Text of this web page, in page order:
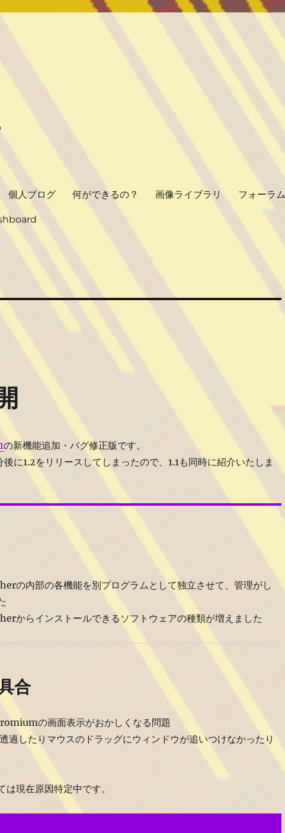
個人ブログ 何ができるの？ 画像ライブラリ フォーラム
の新機能追加・バグ修正版です。
後に1.2をリリースしてしまったので、1.1も同時に紹介いたしま
の内部の各機能を別プログラムとして独立させて、管理がし
からインストールできるソフトウェアの種類が増えました
合
の画面表示がおかしくなる問題
過したりマウスのドラッグにウィンドウが追いつけなかったり
は現在原因特定中です。